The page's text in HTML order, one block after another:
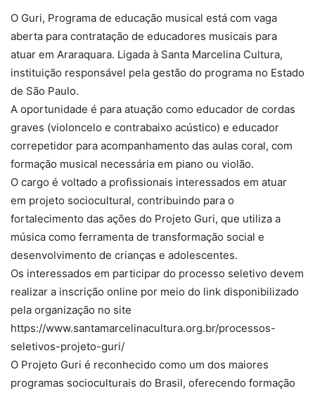
O Guri, Programa de educação musical está com vaga
aberta para contratação de educadores musicais para
atuar em Araraquara. Ligada à Santa Marcelina Cultura,
instituição responsável pela gestão do programa no Estado
de São Paulo.
A oportunidade é para atuação como educador de cordas
graves (violoncelo e contrabaixo acústico) e educador
correpetidor para acompanhamento das aulas coral, com
formação musical necessária em piano ou violão.
O cargo é voltado a profissionais interessados em atuar
em projeto sociocultural, contribuindo para o
fortalecimento das ações do Projeto Guri, que utiliza a
música como ferramenta de transformação social e
desenvolvimento de crianças e adolescentes.
Os interessados em participar do processo seletivo devem
realizar a inscrição online por meio do link disponibilizado
pela organização no site
https://www.santamarcelinacultura.org.br/processos-
seletivos-projeto-guri/
O Projeto Guri é reconhecido como um dos maiores
programas socioculturais do Brasil, oferecendo formação